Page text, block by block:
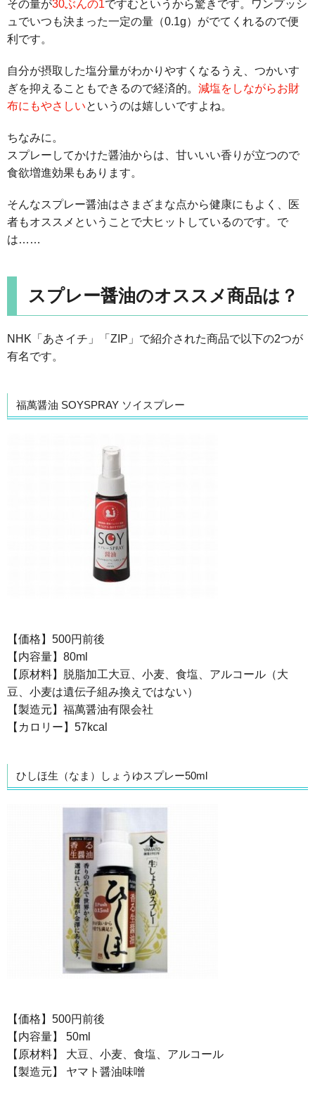
その量が30ぶんの1ですむというから驚きです。ワンプッシ
ュでいつも決まった一定の量（0.1g）がでてくれるので便
利です。
自分が摂取した塩分量がわかりやすくなるうえ、つかいす
ぎを抑えることもできるので経済的。 減塩をしながらお財
布にもやさしいというのは嬉しいですよね。
ちなみに。
スプレーしてかけた醤油からは、甘いいい香りが立つので
食欲増進効果もあります。
そんなスプレー醤油はさまざまな点から健康にもよく、医
者もオススメということで大ヒットしているのです。で
は……
スプレー醤油のオススメ商品は？
NHK「あさイチ」「ZIP」で紹介された商品で以下の2つが
有名です。
福萬醤油 SOYSPRAY ソイスプレー
【価格】500円前後
【内容量】80ml
【原材料】脱脂加工大豆、小麦、食塩、アルコール（大
豆、小麦は遺伝子組み換えではない）
【製造元】福萬醤油有限会社
【カロリー】57kcal
ひしほ生（なま）しょうゆスプレー50ml
【価格】500円前後
【内容量】 50ml
【原材料】 大豆、小麦、食塩、アルコール
【製造元】 ヤマト醤油味噌